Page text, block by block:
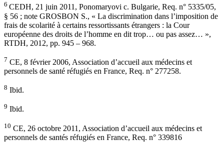
6 CEDH, 21 juin 2011, Ponomaryovi c. Bulgarie, Req. n° 5335/05,
§ 56 ; note GROSBON S., « La discrimination dans l’imposition de
frais de scolarité à certains ressortissants étrangers : la Cour
européenne des droits de l’homme en dit trop… ou pas assez… »,
RTDH, 2012, pp. 945 – 968.
7 CE, 8 février 2006, Association d’accueil aux médecins et
personnels de santé réfugiés en France, Req. n° 277258.
8 Ibid.
9 Ibid.
10 CE, 26 octobre 2011, Association d’accueil aux médecins et
personnels de santés réfugiés en France, Req. n° 339816